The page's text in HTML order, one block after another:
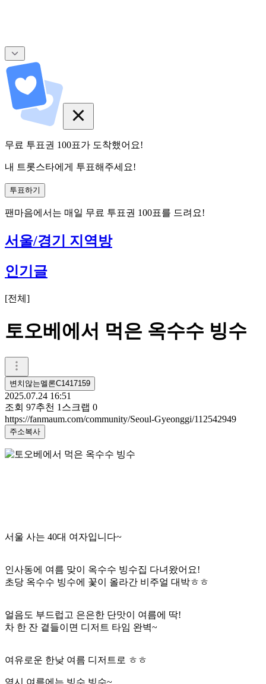
무료 투표권 100표가 도착했어요!
내 트롯스타에게 투표해주세요!
투표하기
팬마음에서는 매일 무료 투표권 100표를 드려요!
서울/경기 지역방
인기글
[전체 ]
토오베에서 먹은 옥수수 빙수
변치않는멜론C1417159
2025.07.24 16:51
조회 97추천 1 스크랩 0
https://fanmaum.com/community/Seoul-Gyeonggi/112542949
주소복사
서울 사는 40대 여자입니다~
인사동에 여름 맞이 옥수수 빙수집 다녀왔어요!
초당 옥수수 빙수에 꽃이 올라간 비주얼 대박ㅎㅎ
얼음도 부드럽고 은은한 단맛이 여름에 딱!
차 한 잔 곁들이면 디저트 타임 완벽~
여유로운 한낮 여름 디저트로 ㅎㅎ